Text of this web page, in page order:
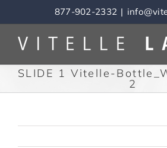
to
content
877-902-2332 |
SLIDE 1 Vitelle-
2